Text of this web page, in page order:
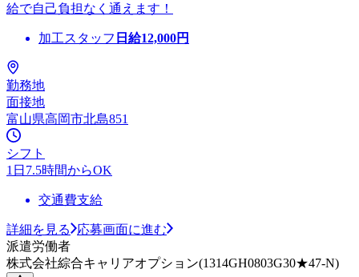
給で自己負担なく通えます！
加工スタッフ 日給12,000円
勤務地
面接地
富山県高岡市北島851
シフト
1日7.5時間からOK
交通費支給
詳細を見る
応募画面に進む
派遣労働者
株式会社綜合キャリアオプション(1314GH0803G30★47-N)